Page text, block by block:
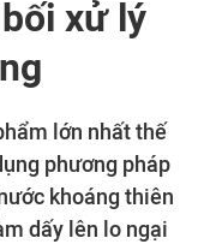
xử lý
lớn nhất thế
phương pháp
khoáng thiên
dấy lên lo ngại